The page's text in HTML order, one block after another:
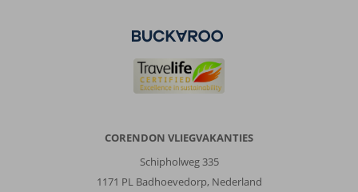
CORENDON VLIEGVAKANTIES
Schipholweg 335
1171 PL Badhoevedorp, Nederland